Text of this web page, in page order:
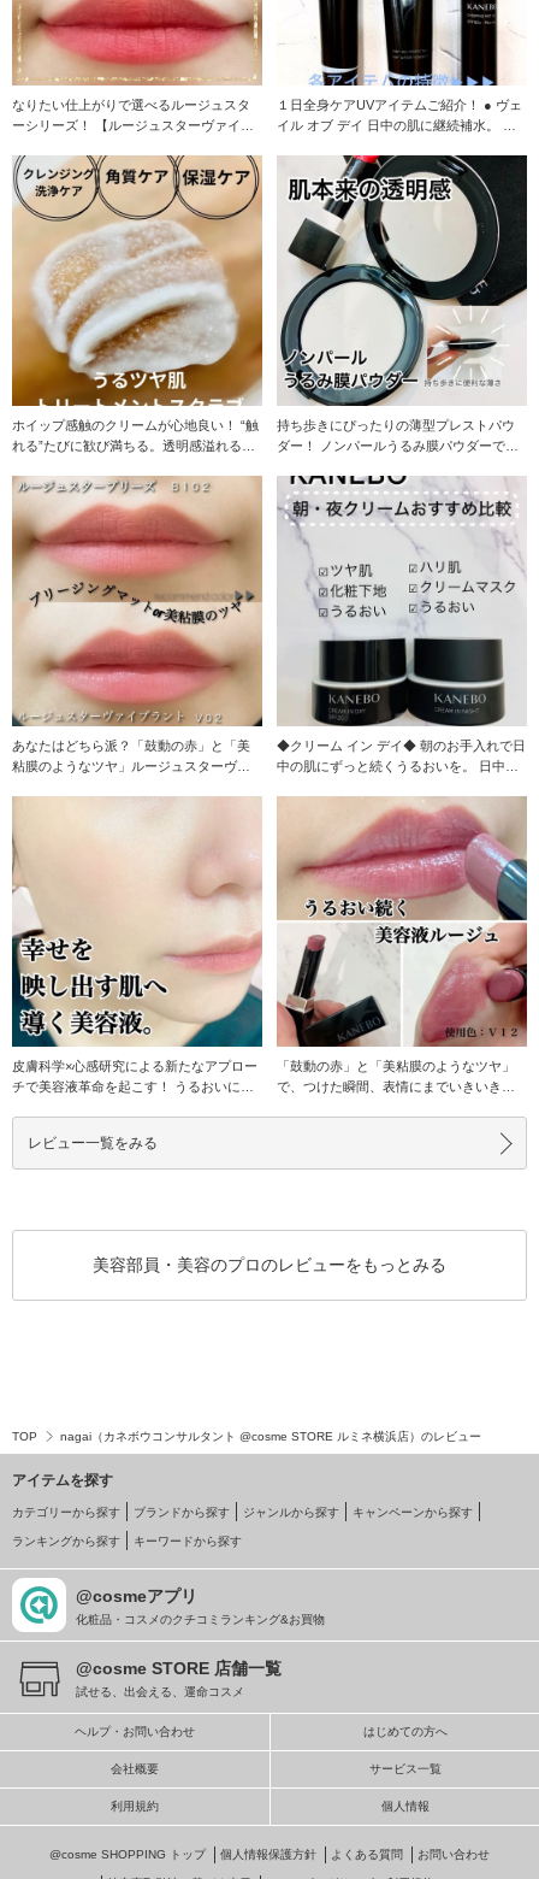
なりたい仕上がりで選べるルージュスタ
ーシリーズ！ 【ルージュスターヴァイブ
１日全身ケアUVアイテムご紹介！ ● ヴェ
イル オブ デイ 日中の肌に継続補水。 乾
ホイップ感触のクリームが心地良い！ “触
れる”たびに歓び満ちる。透明感溢れるう
持ち歩きにぴったりの薄型プレストパウ
ダー！ ノンパールうるみ膜パウダーで、
あなたはどちら派？「鼓動の赤」と「美
粘膜のようなツヤ」ルージュスターヴァ
◆クリーム イン デイ◆ 朝のお手入れで日
中の肌にずっと続くうるおいを。 日中ず
皮膚科学×心感研究による新たなアプロー
チで美容液革命を起こす！ うるおいに導
「鼓動の赤」と「美粘膜のようなツヤ」
で、つけた瞬間、表情にまでいきいき感
レビュー一覧をみる
美容部員・美容のプロのレビューをもっとみる
TOP nagai（カネボウコンサルタント @cosme STORE ルミネ横浜店）のレビュー
アイテムを探す
カテゴリーから探す ブランドから探す ジャンルから探す キャンペーンから探す
ランキングから探す キーワードから探す
@cosmeアプリ
化粧品・コスメのクチコミランキング&お買物
@cosme STORE 店舗一覧
試せる、出会える、運命コスメ
ヘルプ・お問い合わせ はじめての方へ
会社概要 サービス一覧
利用規約 個人情報
@cosme SHOPPING トップ 個人情報保護方針 よくある質問 お問い合わせ